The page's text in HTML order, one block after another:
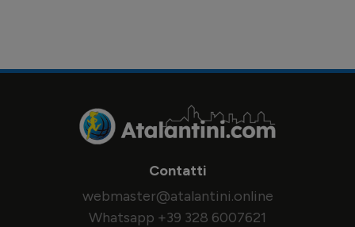
Contatti
webmaster@atalantini.online
Whatsapp +39 328 6007621